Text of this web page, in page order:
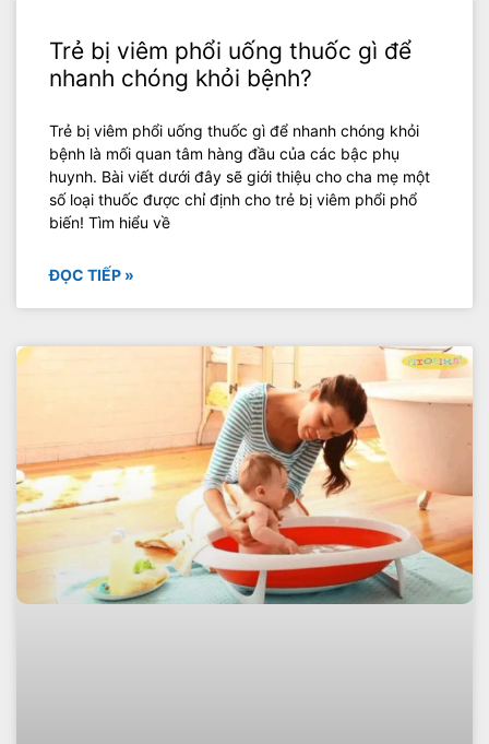
Trẻ bị viêm phổi uống thuốc gì để
nhanh chóng khỏi bệnh?
Trẻ bị viêm phổi uống thuốc gì để nhanh chóng khỏi
bệnh là mối quan tâm hàng đầu của các bậc phụ
huynh. Bài viết dưới đây sẽ giới thiệu cho cha mẹ một
số loại thuốc được chỉ định cho trẻ bị viêm phổi phổ
biến! Tìm hiểu về
ĐỌC TIẾP »